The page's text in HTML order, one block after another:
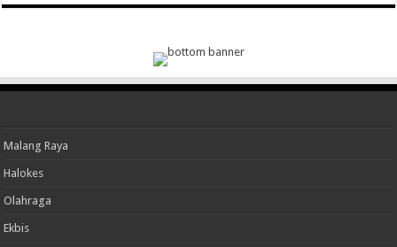
Malang Raya
Halokes
Olahraga
Ekbis